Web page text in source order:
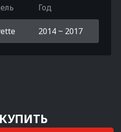
Год
2014 ~ 2017